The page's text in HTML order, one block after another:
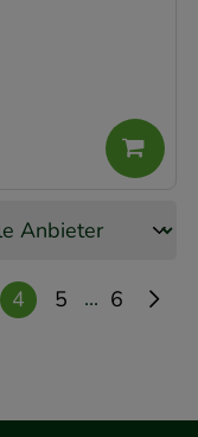
4 5 ... 6